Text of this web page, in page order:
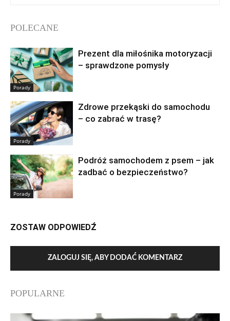
POLECANE
Porady
Prezent dla miłośnika motoryzacji
– sprawdzone pomysły
Porady
Zdrowe przekąski do samochodu
– co zabrać w trasę?
Porady
Podróż samochodem z psem – jak
zadbać o bezpieczeństwo?
ZOSTAW ODPOWIEDŹ
ZALOGUJ SIĘ, ABY DODAĆ KOMENTARZ
POPULARNE